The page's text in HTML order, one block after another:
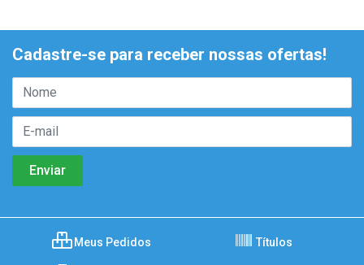
Cadastre-se para receber nossas ofertas!
Meus Pedidos Títulos